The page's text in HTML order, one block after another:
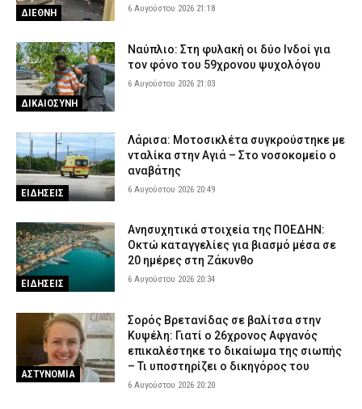
ΔΙΕΘΝΗ 6 Αυγούστου 2026 21:18
ΔΙΚΑΙΟΣΥΝΗ
Ναύπλιο: Στη φυλακή οι δύο Ινδοί για
τον φόνο του 59χρονου ψυχολόγου
6 Αυγούστου 2026 21:03
ΕΙΔΗΣΕΙΣ
Λάρισα: Μοτοσικλέτα συγκρούστηκε με
νταλίκα στην Αγιά – Στο νοσοκομείο ο
αναβάτης
6 Αυγούστου 2026 20:49
ΕΙΔΗΣΕΙΣ
Ανησυχητικά στοιχεία της ΠΟΕΔΗΝ:
Οκτώ καταγγελίες για βιασμό μέσα σε
20 ημέρες στη Ζάκυνθο
6 Αυγούστου 2026 20:34
ΑΣΤΥΝΟΜΙΑ
Σορός Βρετανίδας σε βαλίτσα στην
Κυψέλη: Γιατί ο 26χρονος Αφγανός
επικαλέστηκε το δικαίωμα της σιωπής
– Τι υποστηρίζει ο δικηγόρος του
6 Αυγούστου 2026 20:20